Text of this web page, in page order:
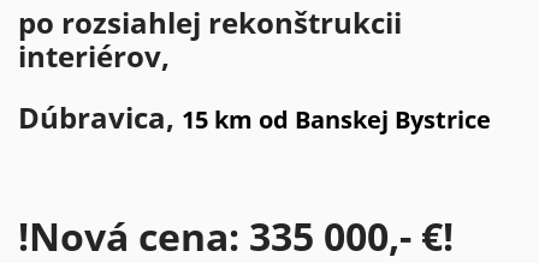
po rozsiahlej rekonštrukcii
interiérov,
Dúbravica, 15 km od Banskej Bystrice
!Nová cena: 335 000,- €!